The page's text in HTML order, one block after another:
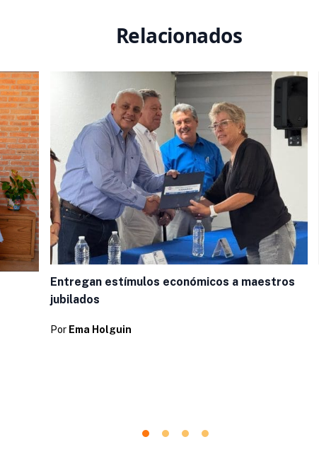
Relacionados
Entregan estímulos económicos a maestros
jubilados
Por Ema Holguin